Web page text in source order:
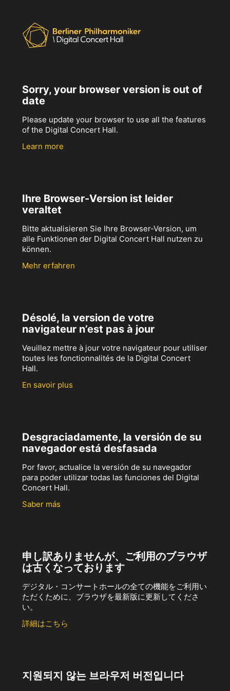
Sorry, your browser version is out of
date
Please update your browser to use all the features
of the Digital Concert Hall.
Learn more
Ihre Browser-Version ist leider
veraltet
Bitte aktualisieren Sie Ihre Browser-Version, um
alle Funktionen der Digital Concert Hall nutzen zu
können.
Mehr erfahren
Désolé, la version de votre
navigateur n’est pas à jour
Veuillez mettre à jour votre navigateur pour utiliser
toutes les fonctionnalités de la Digital Concert
Hall.
En savoir plus
Desgraciadamente, la versión de su
navegador está desfasada
Por favor, actualice la versión de su navegador
para poder utilizar todas las funciones del Digital
Concert Hall.
Saber más
申し訳ありませんが、ご利用のブラウザ
は古くなっております
デジタル・コンサートホールの全ての機能をご利用い
ただくために、ブラウザを最新版に更新してくださ
い。
詳細はこちら
지원되지 않는 브라우저 버전입니다